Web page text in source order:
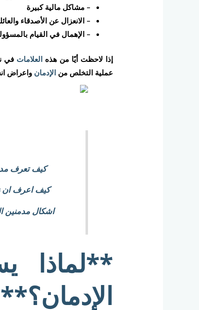
– مشاكل مالية كبيرة
– الانعزال عن الأصدقاء
– الإهمال في القيام
إذا لاحظت أيًا من هذه العلامات في
عملية التخلص منالإدمان واعراض
كيف تعرف
كيف اعرف
اشكال مدمنين
**لماذا
الإدمان؟**